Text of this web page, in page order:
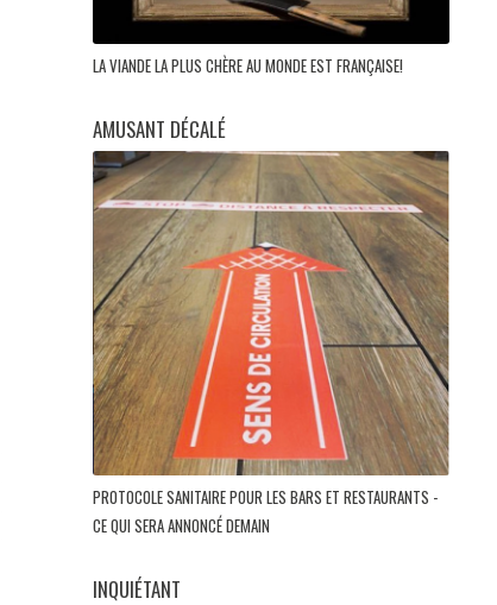
LA VIANDE LA PLUS CHÈRE AU MONDE EST FRANÇAISE!
AMUSANT DÉCALÉ
PROTOCOLE SANITAIRE POUR LES BARS ET RESTAURANTS -
CE QUI SERA ANNONCÉ DEMAIN
INQUIÉTANT